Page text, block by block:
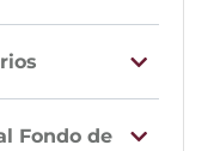
Fondo de